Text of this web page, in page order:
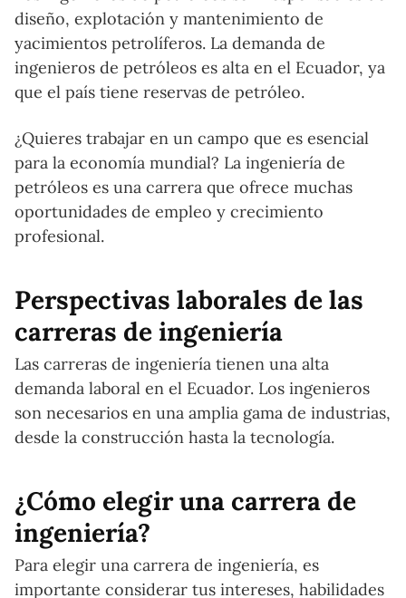
diseño, explotación y mantenimiento de
yacimientos petrolíferos. La demanda de
ingenieros de petróleos es alta en el Ecuador, ya
que el país tiene reservas de petróleo.
¿Quieres trabajar en un campo que es esencial
para la economía mundial? La ingeniería de
petróleos es una carrera que ofrece muchas
oportunidades de empleo y crecimiento
profesional.
Perspectivas laborales de las
carreras de ingeniería
Las carreras de ingeniería tienen una alta
demanda laboral en el Ecuador. Los ingenieros
son necesarios en una amplia gama de industrias,
desde la construcción hasta la tecnología.
¿Cómo elegir una carrera de
ingeniería?
Para elegir una carrera de ingeniería, es
importante considerar tus intereses, habilidades